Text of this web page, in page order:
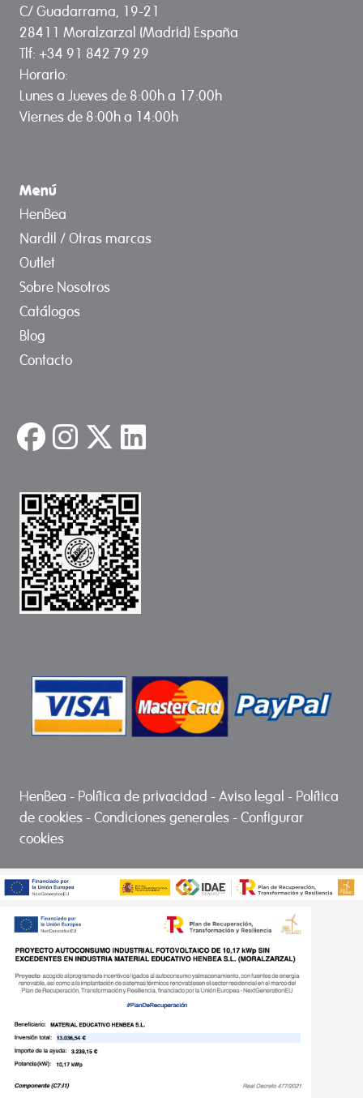
C/ Guadarrama, 19-21
28411 Moralzarzal (Madrid) España
Tlf: +34 91 842 79 29
Horario:
Lunes a Jueves de 8:00h a 17:00h
Viernes de 8:00h a 14:00h
Menú
HenBea
Nardil / Otras marcas
Outlet
Sobre Nosotros
Catálogos
Blog
Contacto
HenBea - Política de privacidad -Aviso legal - Política
de cookies -Condiciones generales -Configurar
cookies